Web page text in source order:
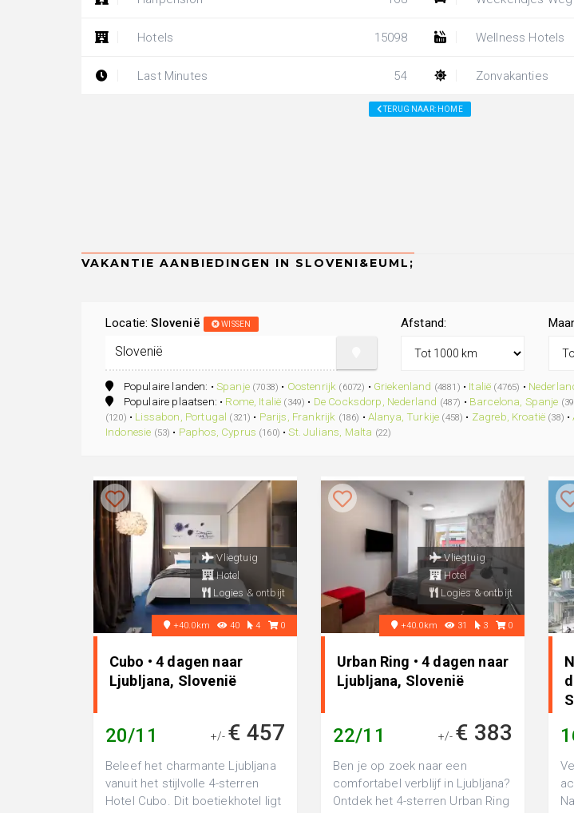
Hotels 15098
Last Minutes 54
Wellness Hotels
Zonvakanties
TERUG NAAR: HOME
Locatie:Slovenië WISSEN Afstand:
Populaire landen: •Spanje (7038) • Oostenrijk (6072) • Griekenland (4881) • Italië (4765) •
Populaire plaatsen: • Rome, Italië (349) • De Cocksdorp, Nederland (487) • Barcelona, Spanje
(120) • Lissabon, Portugal (321) • Parijs, Frankrijk (186) • Alanya, Turkije (458) • Zagreb, Kroatië (38) •
Indonesie (53) • Paphos, Cyprus (160) •St. Julians, Malta (22)
Vliegtuig
Hotel
Logies & ontbijt
+40.0km 40 4 0
Cubo • 4 dagen naar
Ljubljana, Slovenië
20/11 +/- € 457
Beleef het charmante Ljubljana
vanuit het stijlvolle 4-sterren
Hotel Cubo. Dit boetiekhotel ligt
Vliegtuig
Hotel
Logies & ontbijt
+40.0km 31 3 0
Urban Ring • 4 dagen naar
Ljubljana, Slovenië
22/11 +/- € 383
Ben je op zoek naar een
comfortabel verblijf in Ljubljana?
Ontdek het 4-sterren Urban Ring